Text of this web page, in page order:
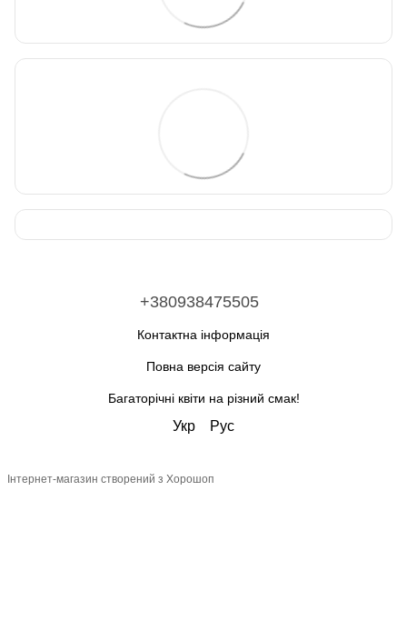
+380938475505
Контактна інформація
Повна версія сайту
Багаторічні квіти на різний смак!
Укр Рус
Інтернет-магазин створений з Хорошоп